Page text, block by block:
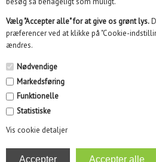
Vælg "Accepter alle" for at give os grønt lys.
præferencer ved at klikke på "Cookie-
ændres.
Nødvendige
Markedsføring
Funktionelle
Statistiske
Vis cookie detaljer
INFORMATION
KUNDECENTER
SOME
NYHEDSBREV
info@kidikid.dk | CVR 35532870